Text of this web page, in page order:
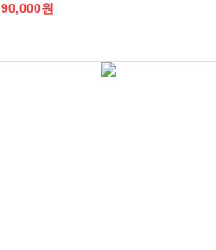
90,000원